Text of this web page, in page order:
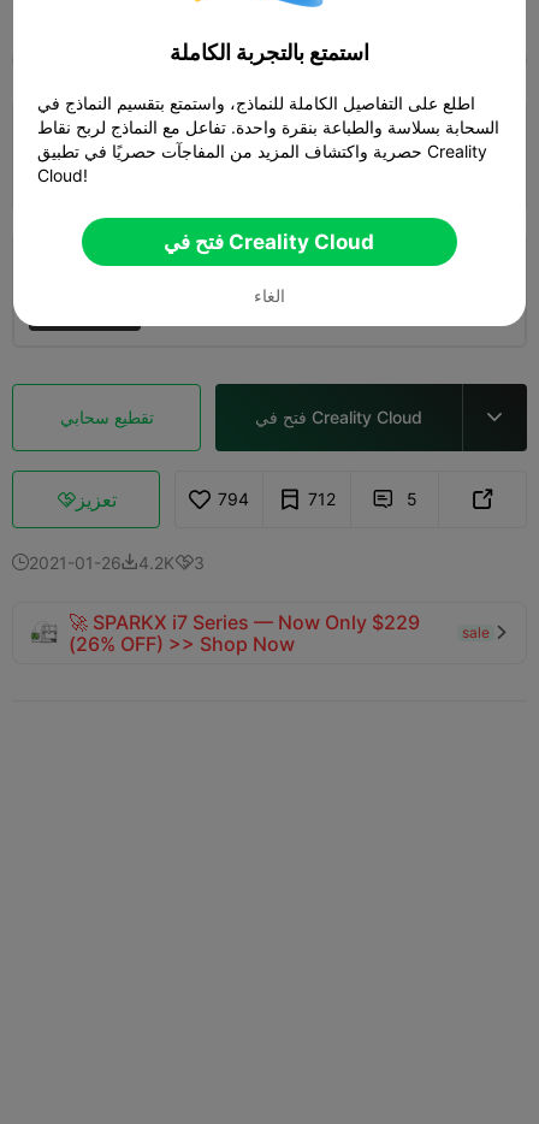
إضافة
K2 Plus K2 Pro K2
0.2mm layer, 2 walls, 15% infill
0.24mm layer, 2 walls, 15% infill
19h 11m
تقطيع سحابي فتح في Creality Cloud 
تعزيز 794 712  5 
2021-01-264.2K3
🚀 SPARKX i7 Series — Now Only $229
(26% OFF) >> Shop Now
sale 
استمتع بالتجربة الكاملة
اطلع على التفاصيل الكاملة للنماذج، واستمتع بتقسيم النماذج في
السحابة بسلاسة والطباعة بنقرة واحدة. تفاعل مع النماذج لربح نقاط
حصرية واكتشاف المزيد من المفاجآت حصريًا في تطبيق Creality
Cloud!
فتح في Creality Cloud
الغاء